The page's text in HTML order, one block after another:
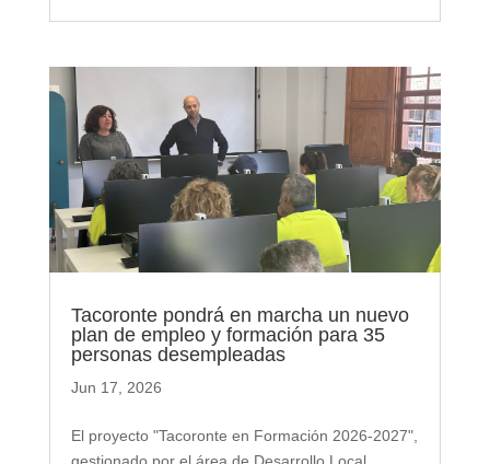
Tacoronte pondrá en marcha un nuevo
plan de empleo y formación para 35
personas desempleadas
Jun 17, 2026
El proyecto "Tacoronte en Formación 2026-2027",